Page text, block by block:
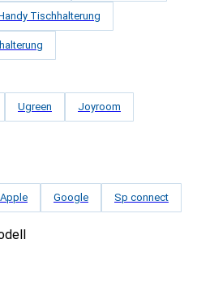
Tischhalterung
Ugreen Joyroom
Apple Google Sp connect